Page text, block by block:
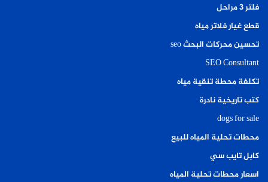
فلتر ٣ مراحل
قطع غيار فلاتر مياه
تحسين محركات البحث seo
SEO Consultant
تكلفة محطة تنقية مياه
كتب تاريخية نادرة
dogs for sale
محطات تحلية المياه للبيع
كابل تايب سي
اسعار محطات تحلية المياه